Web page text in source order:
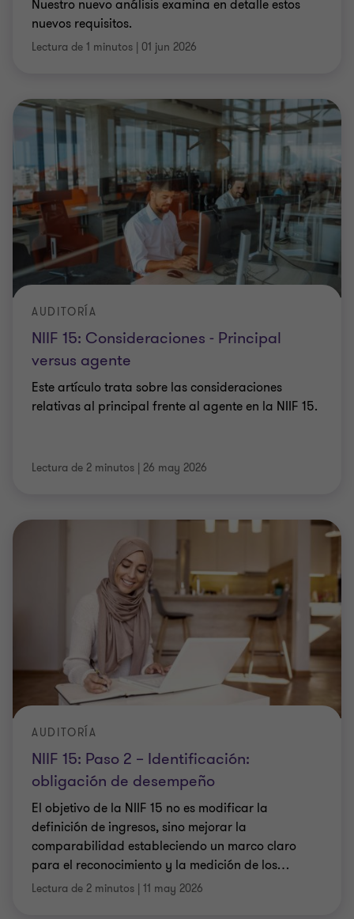
Nuestro nuevo análisis examina en detalle estos
nuevos requisitos.
Lectura de 1 minutos | 01 jun 2026
NIIF 15: Consideraciones - Principal
versus agente
AUDITORÍA
Este artículo trata sobre las consideraciones
relativas al principal frente al agente en la NIIF 15.
Lectura de 2 minutos | 26 may 2026
NIIF 15: Paso 2 – Identificación:
obligación de desempeño
AUDITORÍA
El objetivo de la NIIF 15 no es modificar la
definición de ingresos, sino mejorar la
comparabilidad estableciendo un marco claro
para el reconocimiento y la medición de los…
Lectura de 2 minutos | 11 may 2026